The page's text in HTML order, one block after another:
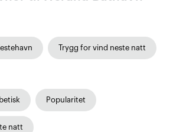
Trygg for vind neste natt
Popularitet
natt